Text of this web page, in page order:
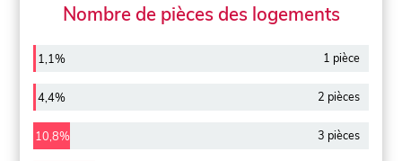
Nombre de pièces des logements
1,1% 1 pièce
4,4% 2 pièces
10,8% 3 pièces